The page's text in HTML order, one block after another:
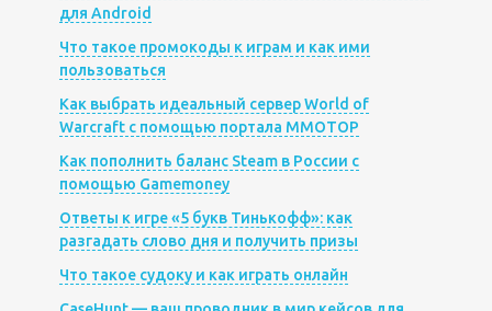
для Android
Что такое промокоды к играм и как ими
пользоваться
Как выбрать идеальный сервер World of
Warcraft с помощью портала MMOTOP
Как пополнить баланс Steam в России с
помощью Gamemoney
Ответы к игре «5 букв Тинькофф»: как
разгадать слово дня и получить призы
Что такое судоку и как играть онлайн